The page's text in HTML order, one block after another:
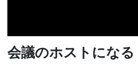
会議のホストになる